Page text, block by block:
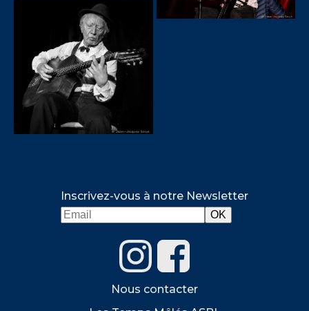
Inscrivez-vous à notre Newsletter
Nous contacter